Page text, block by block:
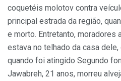
coquetéis molotov contra
principal estrada da região,
e morto. Entretanto, moradores
estava no telhado da casa
quando foi atingido Segundo
Jawabreh, 21 anos, morreu